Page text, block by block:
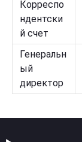
Корреспо
ндентски
й счет
Генеральн
ый
директор